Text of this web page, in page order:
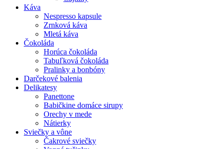
Káva
Nespresso kapsule
Zrnková káva
Mletá káva
Čokoláda
Horúca čokoláda
Tabuľková čokoláda
Pralinky a bonbóny
Darčekové balenia
Delikatesy
Panettone
Babičkine domáce sirupy
Orechy v mede
Nátierky
Sviečky a vône
Čakrové sviečky